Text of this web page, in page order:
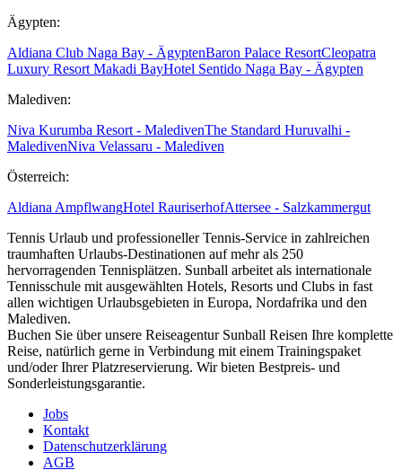
Ägypten:
Aldiana Club Naga Bay - ÄgyptenBaron Palace ResortCleopatra
Luxury Resort Makadi BayHotel Sentido Naga Bay - Ägypten
Malediven:
Niva Kurumba Resort - MaledivenThe Standard Huruvalhi -
MaledivenNiva Velassaru - Malediven
Österreich:
Aldiana AmpflwangHotel RauriserhofAttersee - Salzkammergut
Tennis Urlaub und professioneller Tennis-Service in zahlreichen
traumhaften Urlaubs-Destinationen auf mehr als 250
hervorragenden Tennisplätzen. Sunball arbeitet als internationale
Tennisschule mit ausgewählten Hotels, Resorts und Clubs in fast
allen wichtigen Urlaubsgebieten in Europa, Nordafrika und den
Malediven.
Buchen Sie über unsere Reiseagentur Sunball Reisen Ihre komplette
Reise, natürlich gerne in Verbindung mit einem Trainingspaket
und/oder Ihrer Platzreservierung. Wir bieten Bestpreis- und
Sonderleistungsgarantie.
Jobs
Kontakt
Datenschutzerklärung
AGB